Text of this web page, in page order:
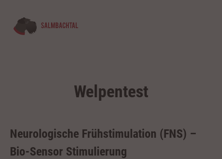
Welpentest
Neurologische Frühstimulation (FNS) –
Bio-Sensor Stimulierung